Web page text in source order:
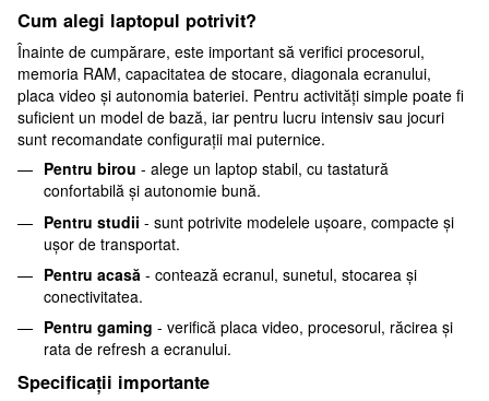
Cum alegi laptopul potrivit?
Înainte de cumpărare, este important să verifici procesorul,
memoria RAM, capacitatea de stocare, diagonala ecranului,
placa video și autonomia bateriei. Pentru activități simple poate fi
suficient un model de bază, iar pentru lucru intensiv sau jocuri
sunt recomandate configurații mai puternice.
Pentru birou - alege un laptop stabil, cu tastatură
confortabilă și autonomie bună.
Pentru studii - sunt potrivite modelele ușoare, compacte și
ușor de transportat.
Pentru acasă - contează ecranul, sunetul, stocarea și
conectivitatea.
Pentru gaming - verifică placa video, procesorul, răcirea și
rata de refresh a ecranului.
Specificații importante